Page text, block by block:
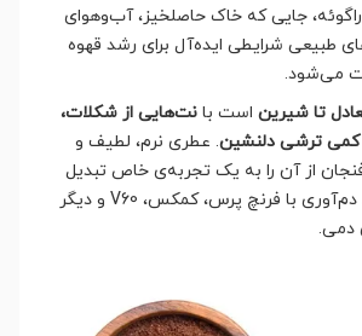
جایی که خاک حاصلخیز، آب‌وهوای
طبیعی شرایطی ایده‌آل برای رشد قهوه
می‌شود.
تا شیرین است با نت‌هایی از شکلات،
کمی ترشی دلنشین. عطری نرم، لطیف و
از آن را به یک تجربه‌ی خاص تبدیل
می‌کند. مناسب برای دم‌آوری با فرنچ پرس، کمکس، V60 و دیگر
دمی.